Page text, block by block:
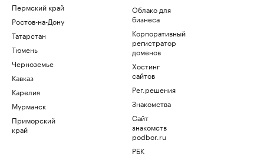
Пермский край
Ростов-на-Дону
Татарстан
Тюмень
Черноземье
Кавказ
Карелия
Мурманск
Приморский
край
Облако для
бизнеса
Корпоративный
регистратор
доменов
Хостинг
сайтов
Рег.решения
Знакомства
Сайт
знакомств
podbor.ru
РБК